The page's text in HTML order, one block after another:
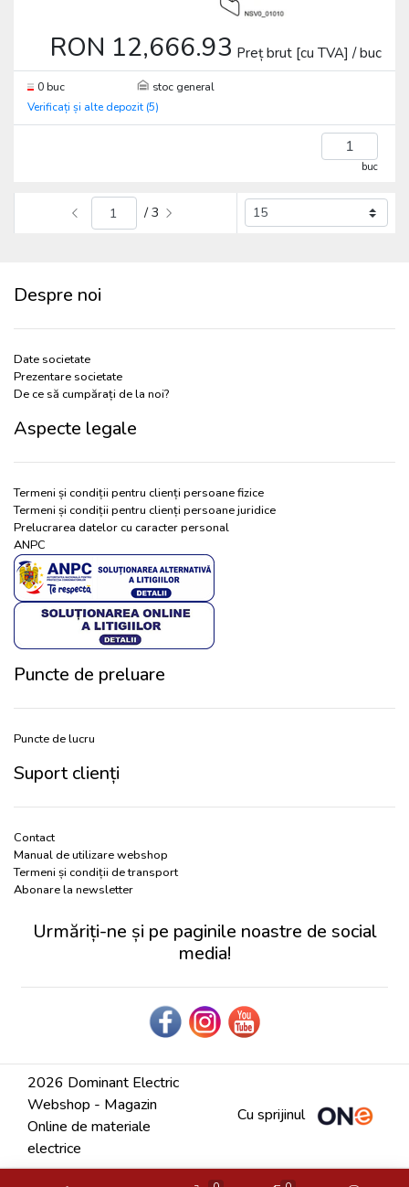
RON 12,666.93 Preț brut [cu TVA] / buc
0 buc
stoc general
Verificați și alte depozit (5)
buc
/ 3
Despre noi
Date societate
Prezentare societate
De ce să cumpărați de la noi?
Aspecte legale
Termeni și condiții pentru clienți persoane fizice
Termeni și condiții pentru clienți persoane juridice
Prelucrarea datelor cu caracter personal
ANPC
Puncte de preluare
Puncte de lucru
Suport clienți
Contact
Manual de utilizare webshop
Termeni și condiții de transport
Abonare la newsletter
Urmăriți-ne și pe paginile noastre de social
media!
2026 Dominant Electric
Webshop - Magazin
Online de materiale
electrice
Cu sprijinul